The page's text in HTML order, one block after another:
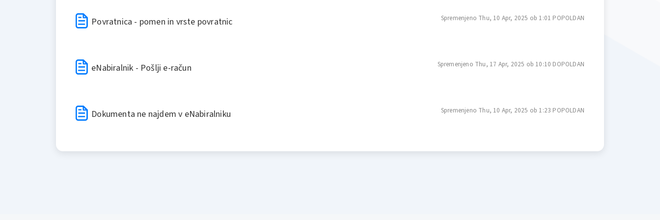
Povratnica - pomen in vrste povratnic Spremenjeno Thu, 10 Apr, 2025 ob 1:01 POPOLDAN
eNabiralnik - Pošlji e-račun Spremenjeno Thu, 17 Apr, 2025 ob 10:10 DOPOLDAN
Dokumenta ne najdem v eNabiralniku Spremenjeno Thu, 10 Apr, 2025 ob 1:23 POPOLDAN